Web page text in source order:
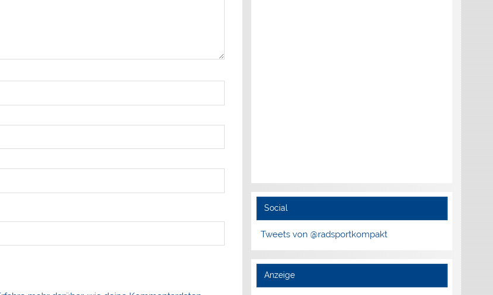
Social
Tweets von @radsportkompakt
Anzeige